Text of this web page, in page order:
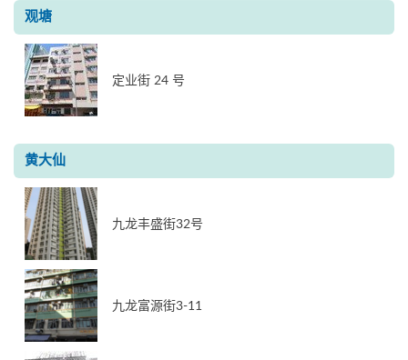
观塘
定业街 24 号
黄大仙
九龙丰盛街32号
九龙富源街3-11